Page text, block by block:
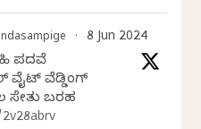
· 8 Jun 2024
ಪದವೆ
ವೈಟ್ ವೆಡ್ಡಿಂಗ್
ಸೇತು ಬರಹ